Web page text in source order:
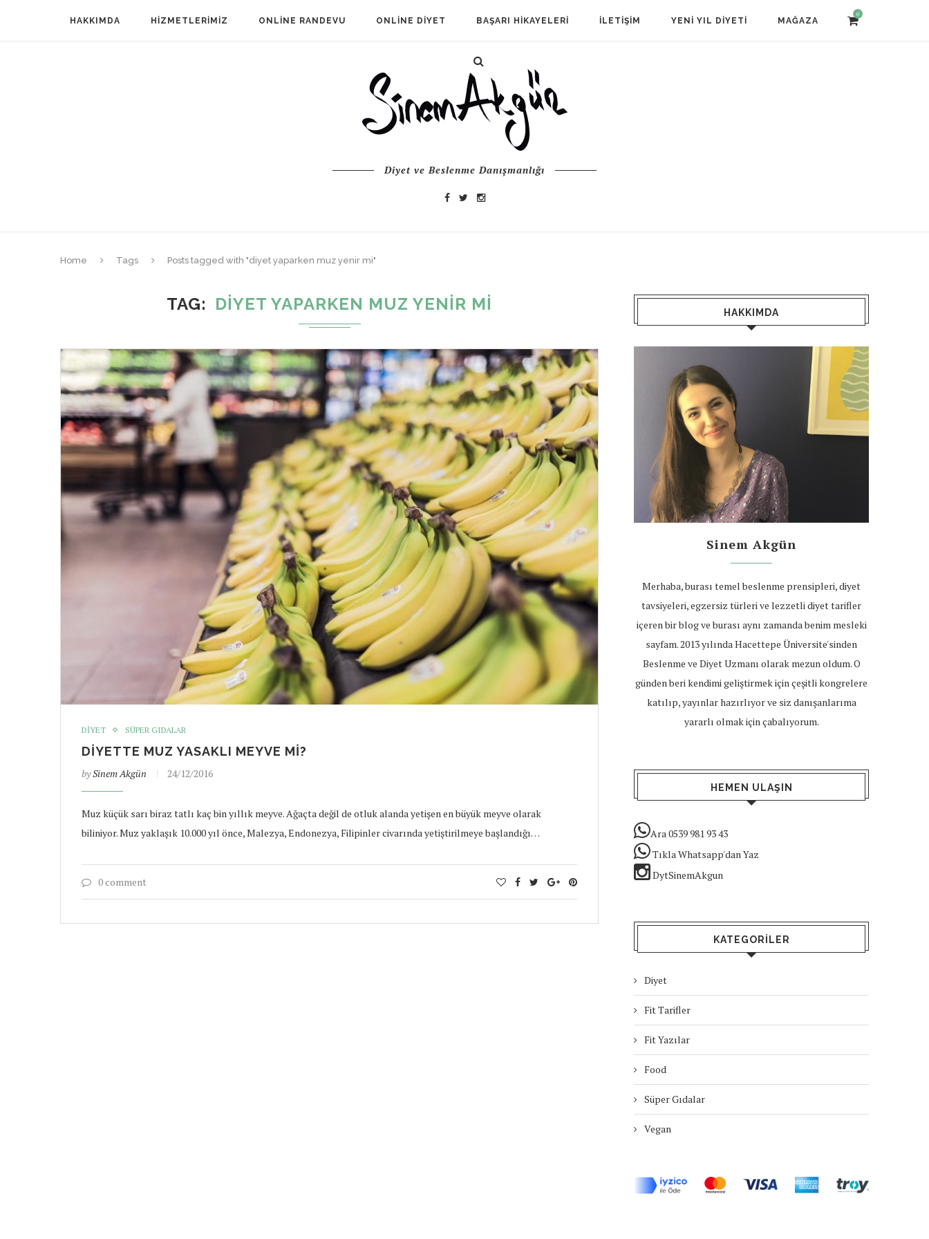
HAKKIMDA HIZMETLERIMIZ ONLINE RANDEVU ONLINE DIYET BAŞARI HIKAYELERI İLETIŞIM YENI YIL DIYETI MAĞAZA
0
Diyet ve Beslenme Danışmanlığı
Home Tags Posts tagged with "diyet yaparken muz yenir mi"
TAG DIYET YAPARKEN MUZ YENIR MI
DIYET SÜPER GIDALAR
DIYETTE MUZ YASAKLI MEYVE MI?
bySinem Akgün 24/12/2016
Muz küçük sarı biraz tatlı kaç bin yıllık meyve. Ağaçta değil de otluk alanda yetişen en büyük meyve olarak
biliniyor. Muz yaklaşık 10.000 yıl önce, Malezya, Endonezya, Filipinler civarında yetiştirilmeye başlandığı…
0 comment
HAKKIMDA
Sinem Akgün
Merhaba, burası temel beslenme prensipleri, diyet
tavsiyeleri, egzersiz türleri ve lezzetli diyet tarifler
içeren bir blog ve burası aynı zamanda benim mesleki
sayfam. 2013 yılında Hacettepe Üniversite'sinden
Beslenme ve Diyet Uzmanı olarak mezun oldum. O
günden beri kendimi geliştirmek için çeşitli kongrelere
katılıp, yayınlar hazırlıyor ve siz danışanlarıma
yararlı olmak için çabalıyorum.
HEMEN ULAŞIN
Ara 0539 981 93 43
Tıkla Whatsapp'dan Yaz
DytSinemAkgun
KATEGORILER
Diyet
Fit Tarifler
Fit Yazılar
Food
Süper Gıdalar
Vegan